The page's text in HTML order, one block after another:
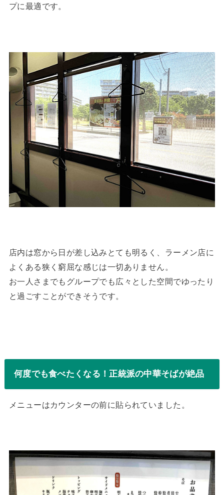
プに最適です。
店内は窓から日が差し込みとても明るく、ラーメン店に
よくある狭く窮屈な感じは一切ありません。
お一人さまでもグループでも広々とした空間でゆったり
と過ごすことができそうです。
何度でも食べたくなる！正統派の中華そばが絶品
メニューはカウンターの前に貼られていました。